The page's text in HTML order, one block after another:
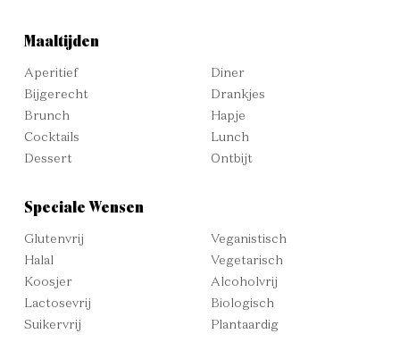
Maaltijden
Aperitief
Bijgerecht
Brunch
Cocktails
Dessert
Diner
Drankjes
Hapje
Lunch
Ontbijt
Speciale Wensen
Glutenvrij
Halal
Koosjer
Lactosevrij
Suikervrij
Veganistisch
Vegetarisch
Alcoholvrij
Biologisch
Plantaardig